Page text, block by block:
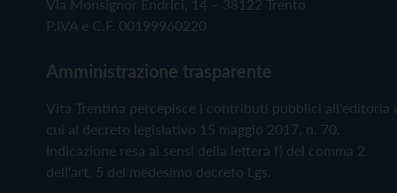
Via Monsignor Endrici, 14 – 38122 Trento
P.IVA e C.F. 00199960220
Amministrazione trasparente
Vita Trentina percepisce i contributi pubblici all'editoria
cui al decreto legislativo 15 maggio 2017, n. 70.
Indicazione resa ai sensi della lettera f) del comma 2
dell'art. 5 del medesimo decreto Lgs.